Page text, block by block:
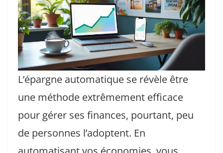
L’épargne automatique se révèle être
une méthode extrêmement efficace
pour gérer ses finances, pourtant, peu
de personnes l’adoptent. En